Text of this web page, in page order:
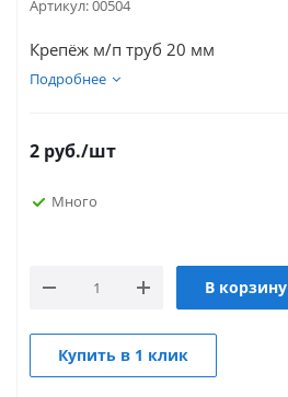
Артикул:00504
Крепёж м/п труб 20 мм
Подробнее
2 руб./шт
Много
В корзину
Купить в 1 клик